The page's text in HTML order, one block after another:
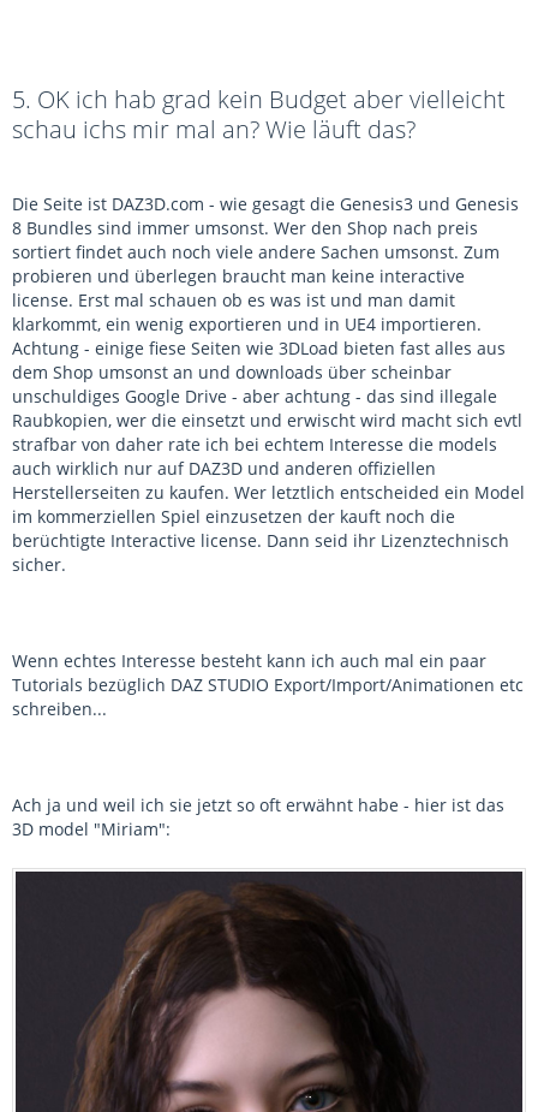
5. OK ich hab grad kein Budget aber vielleicht
schau ichs mir mal an? Wie läuft das?
Die Seite ist DAZ3D.com - wie gesagt die Genesis3 und Genesis
8 Bundles sind immer umsonst. Wer den Shop nach preis
sortiert findet auch noch viele andere Sachen umsonst. Zum
probieren und überlegen braucht man keine interactive
license. Erst mal schauen ob es was ist und man damit
klarkommt, ein wenig exportieren und in UE4 importieren.
Achtung - einige fiese Seiten wie 3DLoad bieten fast alles aus
dem Shop umsonst an und downloads über scheinbar
unschuldiges Google Drive - aber achtung - das sind illegale
Raubkopien, wer die einsetzt und erwischt wird macht sich evtl
strafbar von daher rate ich bei echtem Interesse die models
auch wirklich nur auf DAZ3D und anderen offiziellen
Herstellerseiten zu kaufen. Wer letztlich entscheided ein Model
im kommerziellen Spiel einzusetzen der kauft noch die
berüchtigte Interactive license. Dann seid ihr Lizenztechnisch
sicher.
Wenn echtes Interesse besteht kann ich auch mal ein paar
Tutorials bezüglich DAZ STUDIO Export/Import/Animationen etc
schreiben...
Ach ja und weil ich sie jetzt so oft erwähnt habe - hier ist das
3D model "Miriam":